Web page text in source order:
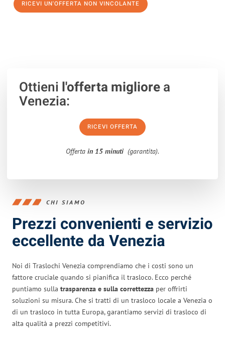
RICEVI UN'OFFERTA NON VINCOLANTE
Ottieni l'offerta migliorea
Venezia:
RICEVI OFFERTA
Offerta in 15 minuti (garantita).
CHI SIAMO
Prezzi convenienti e servizio
eccellente da Venezia
Noi di Traslochi Venezia comprendiamo che i costi sono un
fattore cruciale quando si pianifica il trasloco. Ecco perché
puntiamo sulla trasparenza e sulla correttezza per offrirti
soluzioni su misura. Che si tratti di un trasloco locale a Venezia o
di un trasloco in tutta Europa, garantiamo servizi di trasloco di
alta qualità a prezzi competitivi.